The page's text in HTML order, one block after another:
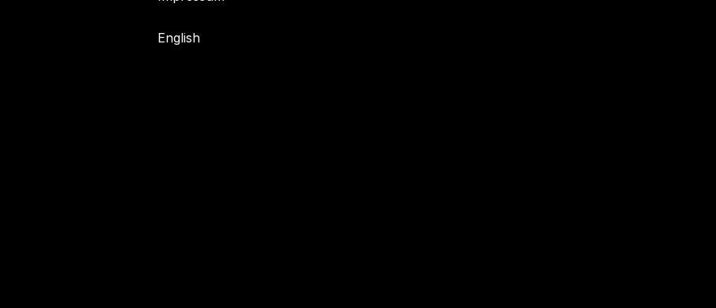
English